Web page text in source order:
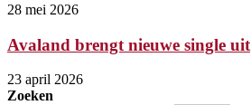
28 mei 2026
Avaland brengt nieuwe single uit
23 april 2026
Zoeken